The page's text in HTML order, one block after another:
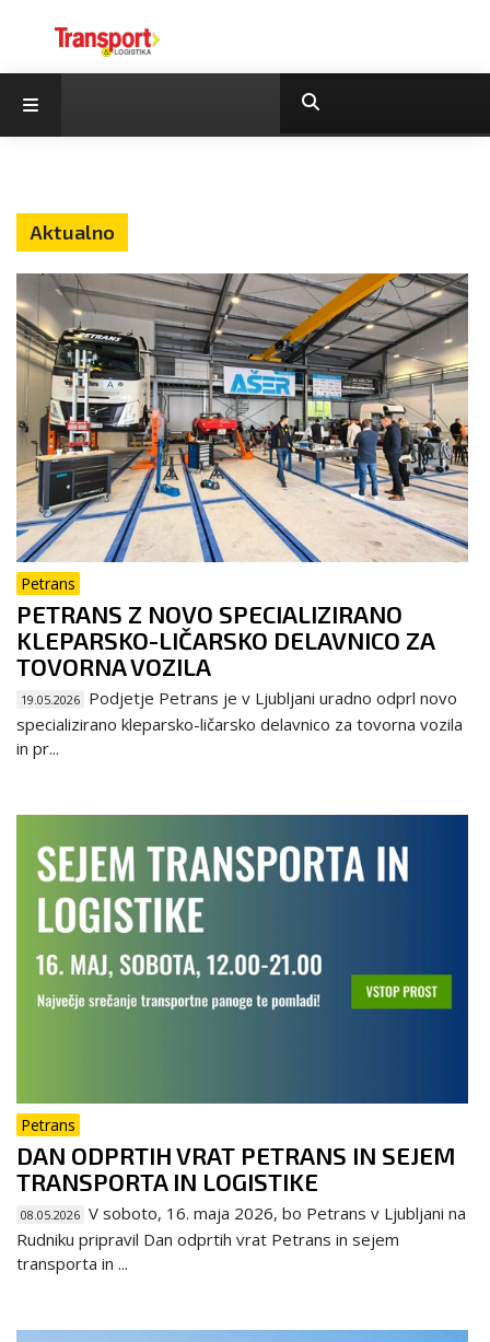
Aktualno
Petrans
PETRANS Z NOVO SPECIALIZIRANO
KLEPARSKO-LIČARSKO DELAVNICO ZA
TOVORNA VOZILA
19.05.2026 Podjetje Petrans je v Ljubljani uradno odprl novo
specializirano kleparsko-ličarsko delavnico za tovorna vozila
in pr...
Petrans
DAN ODPRTIH VRAT PETRANS IN SEJEM
TRANSPORTA IN LOGISTIKE
08.05.2026 V soboto, 16. maja 2026, bo Petrans v Ljubljani na
Rudniku pripravil Dan odprtih vrat Petrans in sejem
transporta in ...